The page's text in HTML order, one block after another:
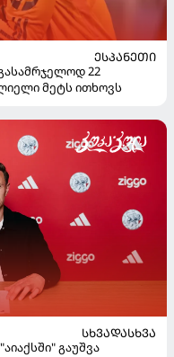
ᲔᲡᲞᲐᲜᲔᲗᲘ
22
მეტს ითხოვს
ᲡᲮᲕᲐᲓᲐᲡᲮᲕᲐ
გაუშვა